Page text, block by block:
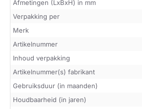
Afmetingen (LxBxH) in mm
Verpakking per
Merk
Artikelnummer
Inhoud verpakking
Artikelnummer(s) fabrikant
Gebruiksduur (in maanden)
Houdbaarheid (in jaren)